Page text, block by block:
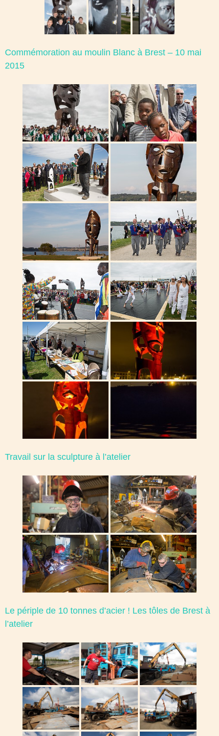
Commémoration au moulin Blanc à Brest – 10 mai
2015
Travail sur la sculpture à l’atelier
Le périple de 10 tonnes d’acier ! Les tôles de Brest à
l’atelier